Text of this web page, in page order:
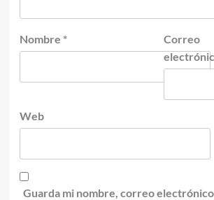
Nombre *
Correo
Web
Guarda mi nombre, correo